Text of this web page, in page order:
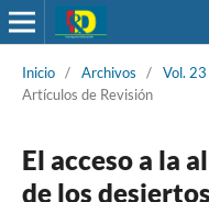
Inicio / Archivos / Vol.
Artículos de Revisión
El acceso a la
de los